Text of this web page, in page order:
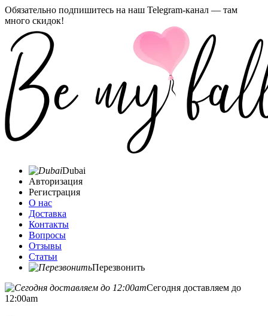
Обязательно подпишитесь на наш Telegram-канал — там
много скидок!
Dubai
Авторизация
Регистрация
О нас
Доставка
Контакты
Вопросы
Отзывы
Статьи
Перезвонить
Сегодня доставляем до
12:00am